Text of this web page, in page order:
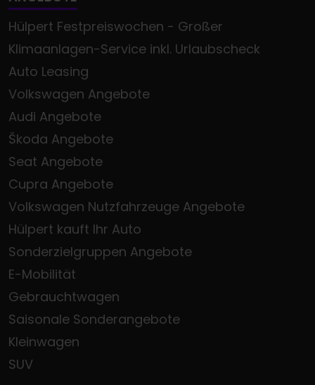
Hülpert Festpreiswochen - Großer
Klimaanlagen-Service inkl. Urlaubscheck
Auto Leasing
Volkswagen Angebote
Audi Angebote
Škoda Angebote
Seat Angebote
Cupra Angebote
Volkswagen Nutzfahrzeuge Angebote
Hülpert kauft Ihr Auto
Sonderzielgruppen Angebote
E-Mobilität
Gebrauchtwagen
Saisonale Sonderangebote
Kleinwagen
SUV